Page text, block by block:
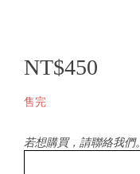
NT$450
售完
若想購買，請聯絡我們。